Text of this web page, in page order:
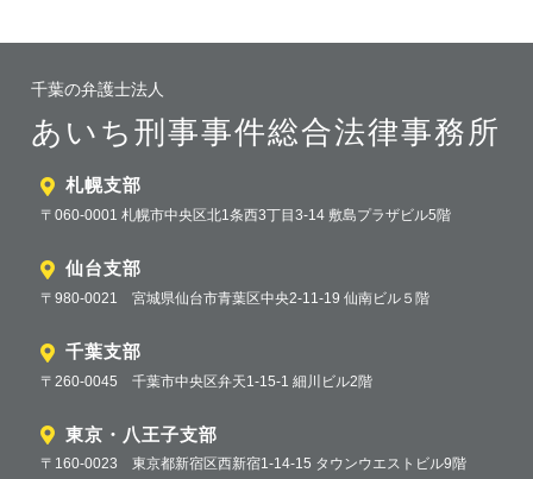
千葉の弁護士法人
あいち刑事事件総合法律事務所
札幌支部
〒060-0001 札幌市中央区北1条西3丁目3-14 敷島プラザビル5階
仙台支部
〒980-0021 宮城県仙台市青葉区中央2-11-19 仙南ビル５階
千葉支部
〒260-0045 千葉市中央区弁天1-15-1 細川ビル2階
東京・八王子支部
〒160-0023 東京都新宿区西新宿1-14-15 タウンウエストビル9階